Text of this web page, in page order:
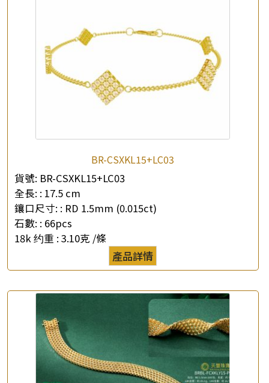
e-mail
*聯絡電話
BR-CSXKL15+LC03
貨號: BR-CSXKL15+LC03
全長: : 17.5 cm
鑲口尺寸: : RD 1.5mm (0.015ct)
石數: : 66pcs
18k 约重 : 3.10克 /條
產品詳情